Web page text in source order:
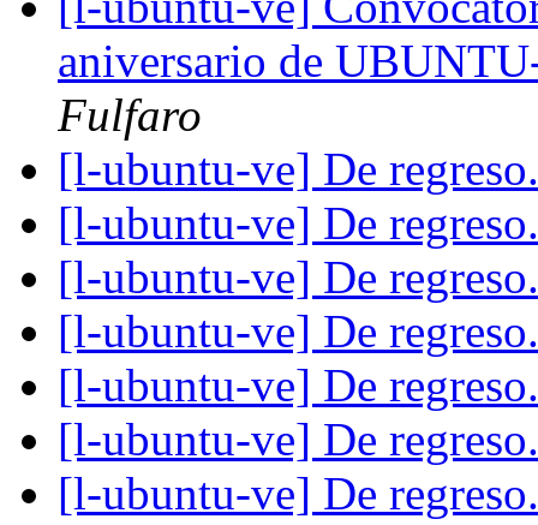
aniversario de
Fulfaro
[l-ubuntu-ve] De
[l-ubuntu-ve] De
[l-ubuntu-ve] De
[l-ubuntu-ve] De
[l-ubuntu-ve] De
[l-ubuntu-ve] De
[l-ubuntu-ve] De